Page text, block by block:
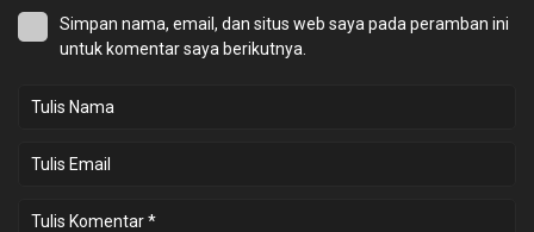
Simpan nama, email, dan situs web saya pada peramban ini
untuk komentar saya berikutnya.